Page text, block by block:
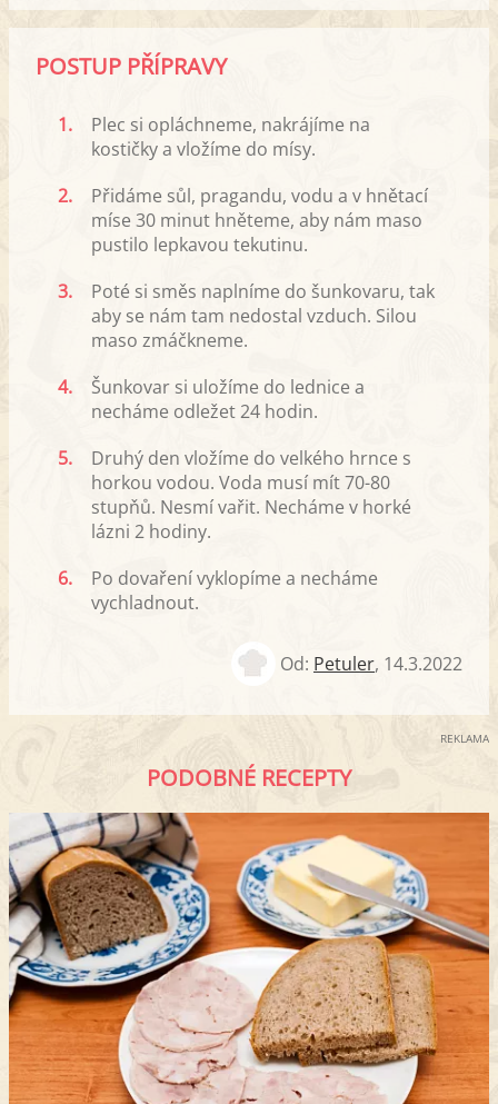
POSTUP PŘÍPRAVY
1.
Plec si opláchneme, nakrájíme na
kostičky a vložíme do mísy.
2.
Přidáme sůl, pragandu, vodu a v hnětací
míse 30 minut hněteme, aby nám maso
pustilo lepkavou tekutinu.
3.
Poté si směs naplníme do šunkovaru, tak
aby se nám tam nedostal vzduch. Silou
maso zmáčkneme.
4.
Šunkovar si uložíme do lednice a
necháme odležet 24 hodin.
5.
Druhý den vložíme do velkého hrnce s
horkou vodou. Voda musí mít 70-80
stupňů. Nesmí vařit. Necháme v horké
lázni 2 hodiny.
6.
Po dovaření vyklopíme a necháme
vychladnout.
Od: Petuler, 14.3.2022
REKLAMA
PODOBNÉ RECEPTY